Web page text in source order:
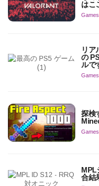
はこ
Games
リア
の
ルで
Games
探検
Games
MPL
合結